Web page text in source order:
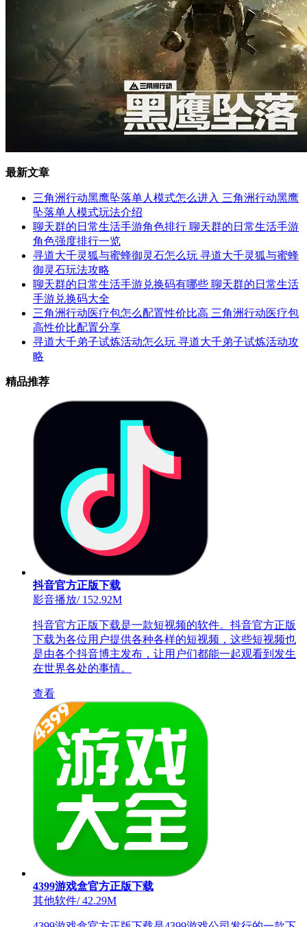
最新文章
三角洲行动黑鹰坠落单人模式怎么进入 三角洲行动黑鹰
坠落单人模式玩法介绍
聊天群的日常生活手游角色排行 聊天群的日常生活手游
角色强度排行一览
寻道大千灵狐与蜜蜂御灵石怎么玩 寻道大千灵狐与蜜蜂
御灵石玩法攻略
聊天群的日常生活手游兑换码有哪些 聊天群的日常生活
手游兑换码大全
三角洲行动医疗包怎么配置性价比高 三角洲行动医疗包
高性价比配置分享
寻道大千弟子试炼活动怎么玩 寻道大千弟子试炼活动攻
略
精品推荐
抖音官方正版下载
影音播放/152.92M
抖音官方正版下载是一款短视频的软件。抖音官方正版
下载为各位用户提供各种各样的短视频，这些短视频也
是由各个抖音博主发布，让用户们都能一起观看到发生
在世界各处的事情。
查看
4399游戏盒官方正版下载
其他软件/42.29M